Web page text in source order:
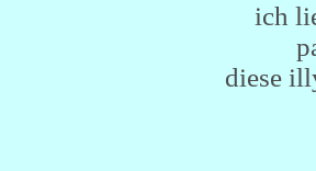
ich
diese